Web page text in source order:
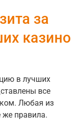
за
казино
в лучших
все
Любая из
же правила.